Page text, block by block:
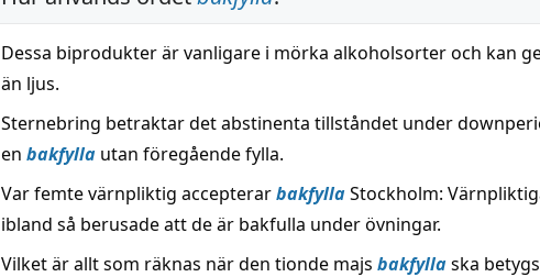
Dessa biprodukter är vanligare i mörka alkoholsorter och kan
än ljus.
Sternebring betraktar det abstinenta tillståndet under
en bakfylla utan föregående fylla.
Var femte värnpliktig accepterarbakfyllaStockholm:
ibland så berusade att de är bakfulla under övningar.
Vilket är allt som räknas när den tionde majs bakfyllaska